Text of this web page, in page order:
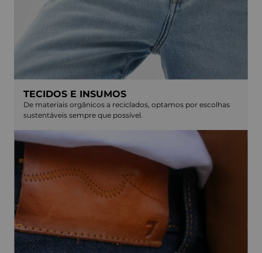
TECIDOS E INSUMOS
De materiais orgânicos a reciclados, optamos por escolhas
sustentáveis sempre que possível.